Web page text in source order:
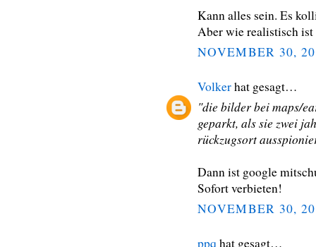
Kann alles sein. Es
Aber wie realistisch ist
NOVEMBER 30,
Volkerhat gesagt…
"die bilder bei maps/
geparkt, als sie zwei
rückzugsort
Dann ist google
Sofort verbieten!
NOVEMBER 30,
ppq hat gesagt…